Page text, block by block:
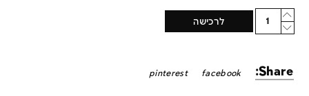
Quantity
לרכישה
Share:
facebook
pinterest